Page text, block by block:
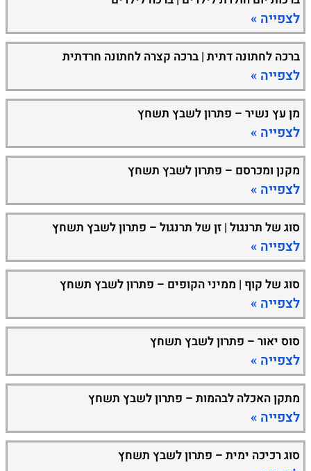
לצפייה »
ברכה לחתונה דתית | ברכה קצרה לחתונה חרדתית
לצפייה »
מן עץ נשיר – פתרון לשבץ תשחץ
לצפייה »
מקנן ומכרסם – פתרון לשבץ תשחץ
לצפייה »
סוג של תרנגול | זן של תרנגול – פתרון לשבץ תשחץ
לצפייה »
סוג של קוף | ממיני הקופים – פתרון לשבץ תשחץ
לצפייה »
סוס יאור – פתרון לשבץ תשחץ
לצפייה »
מתקן האכלה לבהמות – פתרון לשבץ תשחץ
לצפייה »
סוג רכיכה ימית – פתרון לשבץ תשחץ